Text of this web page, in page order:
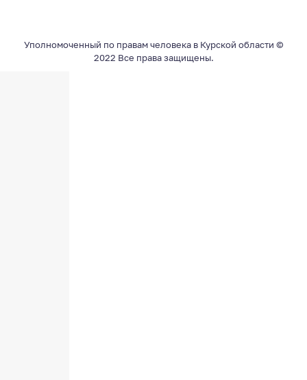
Уполномоченный по правам человека в Курской области ©
2022 Все права защищены.